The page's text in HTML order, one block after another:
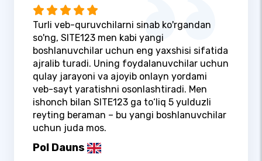
Turli veb-quruvchilarni sinab ko'rgandan
so'ng, SITE123 men kabi yangi
boshlanuvchilar uchun eng yaxshisi sifatida
ajralib turadi. Uning foydalanuvchilar uchun
qulay jarayoni va ajoyib onlayn yordami
veb-sayt yaratishni osonlashtiradi. Men
ishonch bilan SITE123 ga to‘liq 5 yulduzli
reyting beraman – bu yangi boshlanuvchilar
uchun juda mos.
Pol Dauns